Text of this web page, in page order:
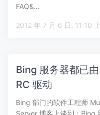
FAQ&…
2012 年 7 月 6 日,
Bing 服务器都已
RC 驱动
Bing 部门的软件工程师
Server 博客上谈到：Bing